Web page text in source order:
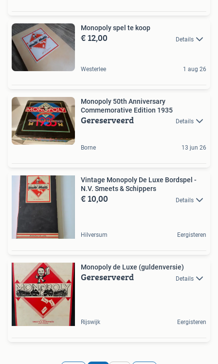
Monopoly spel te koop
€ 12,00 Details
Westerlee 1 aug 26
Monopoly 50th Anniversary
Commemorative Edition 1935
Gereserveerd Details
Borne 13 jun 26
Vintage Monopoly De Luxe Bordspel -
N.V. Smeets & Schippers
€ 10,00 Details
Hilversum Eergisteren
Monopoly de Luxe (guldenversie)
Gereserveerd Details
Rijswijk Eergisteren